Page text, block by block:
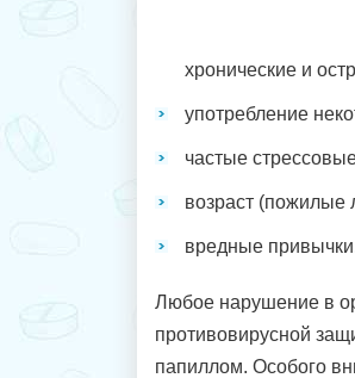
хронические и
употребление
частые
возраст (пожилые
вредные
Любое нарушение в
противовирусной
папиллом. Особого